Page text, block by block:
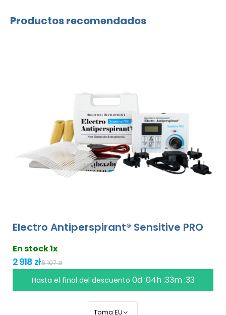
Productos recomendados
Electro Antiperspirant® Sensitive PRO
En stock 1x
2 918 zł6 107 zł
Hasta el final del descuento 0d :04h :33m :32